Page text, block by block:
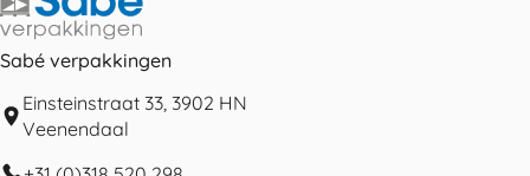
Sabé verpakkingen
Einsteinstraat 33, 3902 HN
Veenendaal